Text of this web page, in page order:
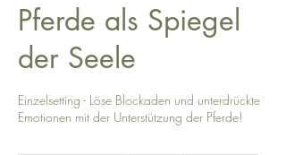
Pferde als Spiegel
der Seele
Einzelsetting - Löse Blockaden und unterdrückte
Emotionen mit der Unterstützung der Pferde!